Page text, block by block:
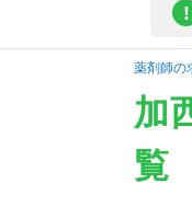
!
薬剤師の
加
覧